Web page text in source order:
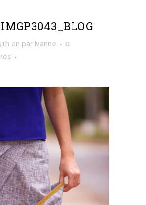
IMGP3043_BLOG
en par Ivanne
0